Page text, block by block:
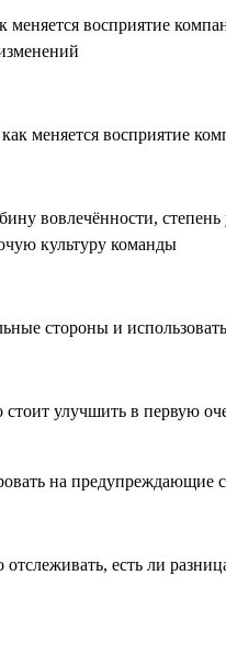
меняется восприятие
меняется восприятие
вовлечённости,
культуру команды
стороны и
улучшить в первую
на предупреждающие
есть ли